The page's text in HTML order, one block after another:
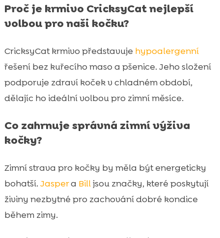
Proč je krmivo CricksyCat nejlepší
volbou pro naši kočku?
CricksyCat krmivo představuje hypoalergenní
řešení bez kuřecího maso a pšenice. Jeho složení
podporuje zdraví koček v chladném období,
dělajíc ho ideální volbou pro zimní měsíce.
Co zahrnuje správná zimní výživa
kočky?
Zimní strava pro kočky by měla být energeticky
bohatší. Jaspera Billjsou značky, které poskytují
živiny nezbytné pro zachování dobré kondice
během zimy.